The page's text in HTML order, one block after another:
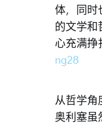
体，同时
的文学和
心充满挣
ng28
从哲学角
奥利塞虽